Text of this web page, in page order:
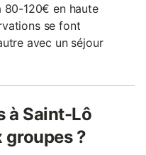
80-120€ en haute
se font
avec un séjour
à Saint-Lô
groupes ?